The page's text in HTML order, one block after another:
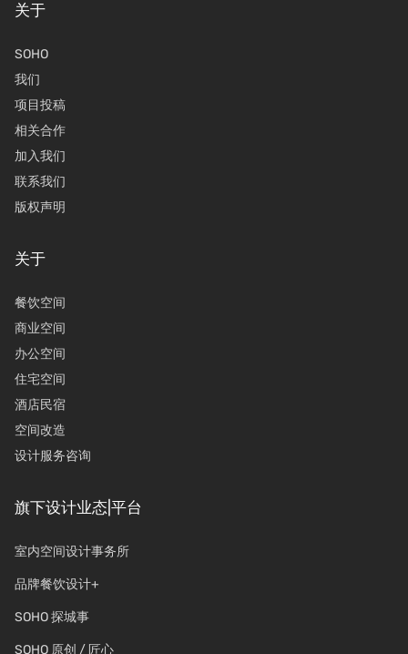
关于
SOHO
我们
项目投稿
相关合作
加入我们
联系我们
版权声明
关于
餐饮空间
商业空间
办公空间
住宅空间
酒店民宿
空间改造
设计服务咨询
旗下设计业态|平台
室内空间设计事务所
品牌餐饮设计+
SOHO 探城事
SOHO 原创 / 匠心